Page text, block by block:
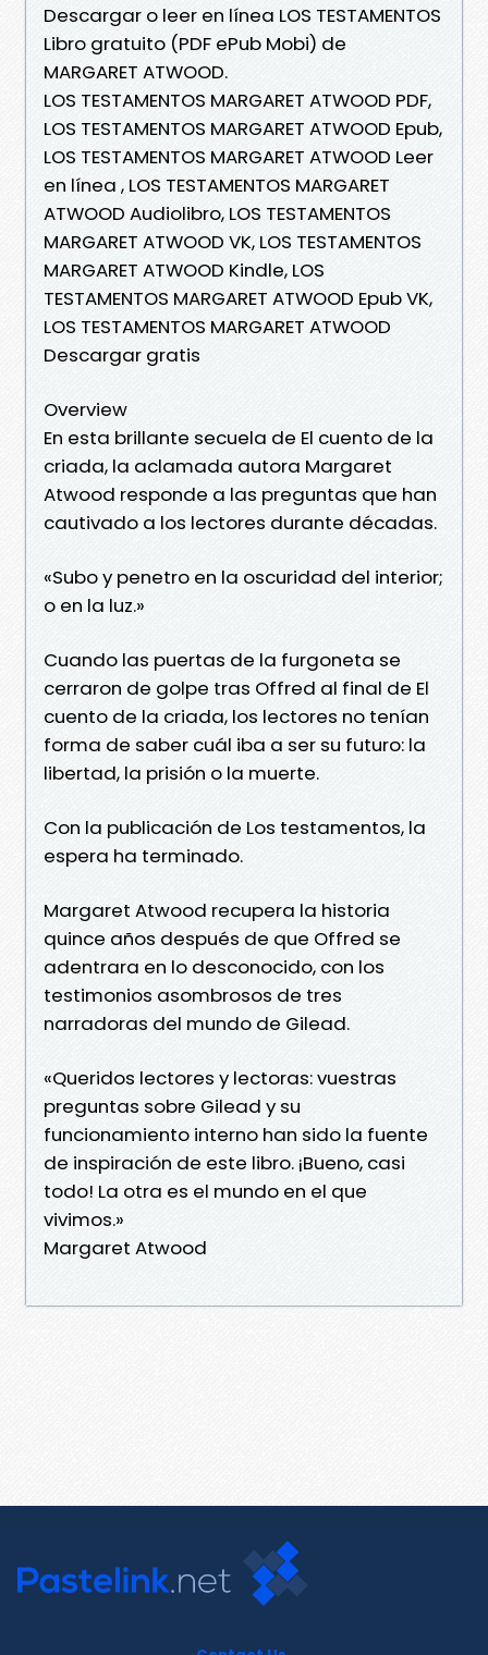
Descargar o leer en línea LOS TESTAMENTOS
Libro gratuito (PDF ePub Mobi) de
MARGARET ATWOOD.
LOS TESTAMENTOS MARGARET ATWOOD PDF,
LOS TESTAMENTOS MARGARET ATWOOD Epub,
LOS TESTAMENTOS MARGARET ATWOOD Leer
en línea , LOS TESTAMENTOS MARGARET
ATWOOD Audiolibro, LOS TESTAMENTOS
MARGARET ATWOOD VK, LOS TESTAMENTOS
MARGARET ATWOOD Kindle, LOS
TESTAMENTOS MARGARET ATWOOD Epub VK,
LOS TESTAMENTOS MARGARET ATWOOD
Descargar gratis
Overview
En esta brillante secuela de El cuento de la
criada, la aclamada autora Margaret
Atwood responde a las preguntas que han
cautivado a los lectores durante décadas.
«Subo y penetro en la oscuridad del interior;
o en la luz.»
Cuando las puertas de la furgoneta se
cerraron de golpe tras Offred al final de El
cuento de la criada, los lectores no tenían
forma de saber cuál iba a ser su futuro: la
libertad, la prisión o la muerte.
Con la publicación de Los testamentos, la
espera ha terminado.
Margaret Atwood recupera la historia
quince años después de que Offred se
adentrara en lo desconocido, con los
testimonios asombrosos de tres
narradoras del mundo de Gilead.
«Queridos lectores y lectoras: vuestras
preguntas sobre Gilead y su
funcionamiento interno han sido la fuente
de inspiración de este libro. ¡Bueno, casi
todo! La otra es el mundo en el que
vivimos.»
Margaret Atwood